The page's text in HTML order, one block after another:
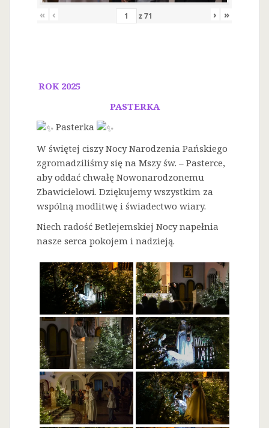
« ‹ z71 › »
ROK 2025
PASTERKA
Pasterka
W świętej ciszy Nocy Narodzenia Pańskiego
zgromadziliśmy się na Mszy św. – Pasterce,
aby oddać chwałę Nowonarodzonemu
Zbawicielowi. Dziękujemy wszystkim za
wspólną modlitwę i świadectwo wiary.
Niech radość Betlejemskiej Nocy napełnia
nasze serca pokojem i nadzieją.